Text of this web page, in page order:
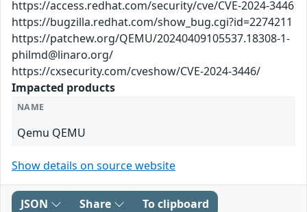
https://access.redhat.com/security/cve/CVE-2024-3446
https://bugzilla.redhat.com/show_bug.cgi?id=2274211
https://patchew.org/QEMU/20240409105537.18308-1-
philmd@linaro.org/
https://cxsecurity.com/cveshow/CVE-2024-3446/
Impacted products
NAME
Qemu QEMU
Show details on source website
JSON Share To clipboard